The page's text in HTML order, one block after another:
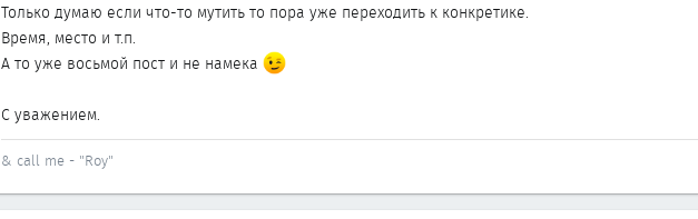
Только думаю если что-то мутить то пора уже переходить к конкретике.
Время, место и т.п.
А то уже восьмой пост и не намека
С уважением.
& call me - "Roy"